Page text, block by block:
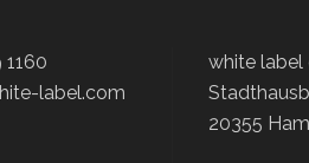
label.com
white label
20355